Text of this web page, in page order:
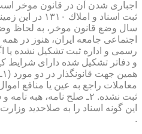
ثبت اسناد و
سال وضع قانون موخر، به لحاظ
اجتماعی جامعه ایران، هنوز در
رسمی و اداره ثبت تشكیل نشده یا
و دفاتر تشكیل شده دارای شرایط
معاملات راجع به عین یا منافع
ثبت نشده. ۲ـ صلح نامه،
این گونه اسناد را به صلاحدید
.